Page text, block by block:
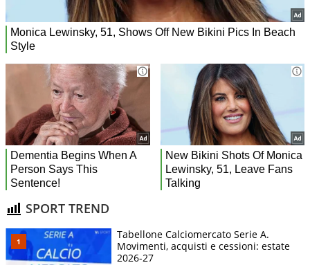
SPORT TREND
Tabellone Calciomercato Serie A.
Movimenti, acquisti e cessioni: estate
2026-27